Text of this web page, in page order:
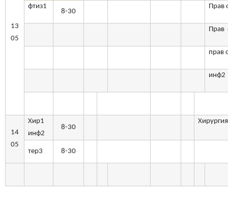
13
05
фтиз1
8-30
Прав
Прав
прав
инф2
14
05
Хир1
инф2
8-30
тер3 8-30